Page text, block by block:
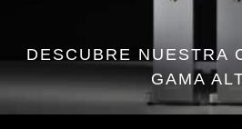
DESCUBRE NUESTRA
GAMA